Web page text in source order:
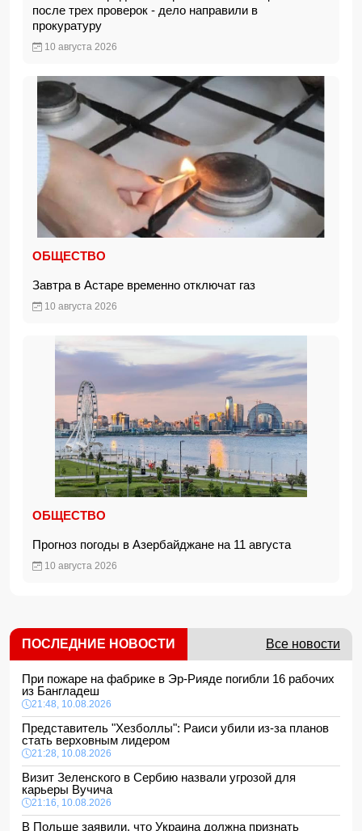
после трех проверок - дело направили в
прокуратуру
10 августа 2026
ОБЩЕСТВО
Завтра в Астаре временно отключат газ
10 августа 2026
ОБЩЕСТВО
Прогноз погоды в Азербайджане на 11 августа
10 августа 2026
ПОСЛЕДНИЕ НОВОСТИ Все новости
При пожаре на фабрике в Эр-Рияде погибли 16 рабочих
из Бангладеш
21:48, 10.08.2026
Представитель "Хезболлы": Раиси убили из-за планов
стать верховным лидером
21:28, 10.08.2026
Визит Зеленского в Сербию назвали угрозой для
карьеры Вучича
21:16, 10.08.2026
В Польше заявили, что Украина должна признать